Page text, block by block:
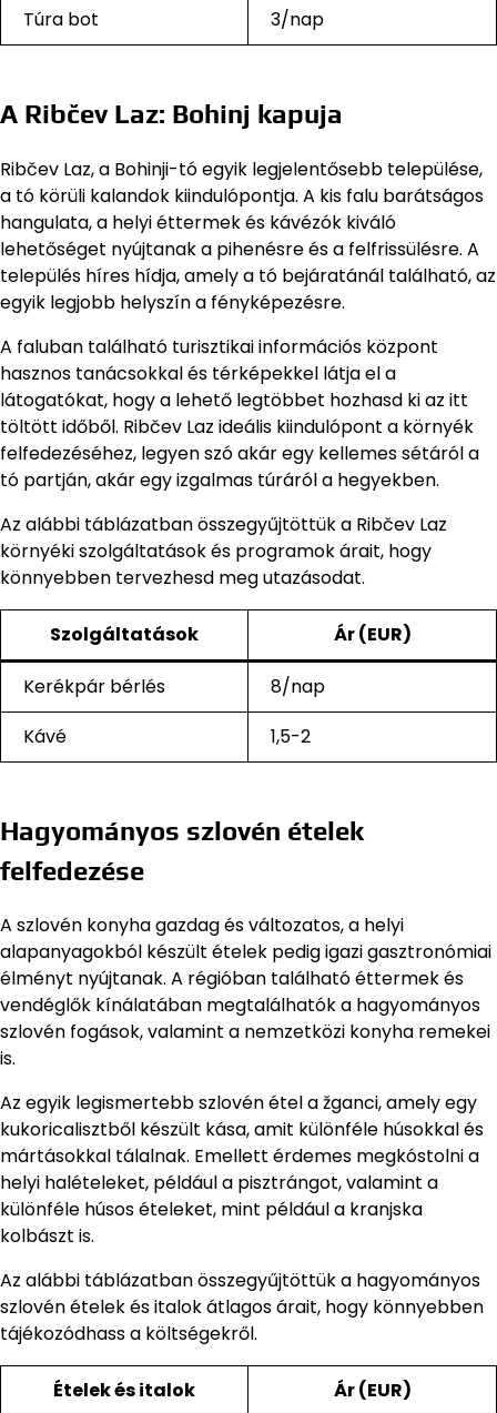
Túra bot 3/nap
A Ribčev Laz: Bohinj kapuja
Ribčev Laz, a Bohinji-tó egyik legjelentősebb települése,
a tó körüli kalandok kiindulópontja. A kis falu barátságos
hangulata, a helyi éttermek és kávézók kiváló
lehetőséget nyújtanak a pihenésre és a felfrissülésre. A
település híres hídja, amely a tó bejáratánál található, az
egyik legjobb helyszín a fényképezésre.
A faluban található turisztikai információs központ
hasznos tanácsokkal és térképekkel látja el a
látogatókat, hogy a lehető legtöbbet hozhasd ki az itt
töltött időből. Ribčev Laz ideális kiindulópont a környék
felfedezéséhez, legyen szó akár egy kellemes sétáról a
tó partján, akár egy izgalmas túráról a hegyekben.
Az alábbi táblázatban összegyűjtöttük a Ribčev Laz
környéki szolgáltatások és programok árait, hogy
könnyebben tervezhesd meg utazásodat.
Szolgáltatások Ár (EUR)
Kerékpár bérlés
8/nap
Kávé
1,5-2
Hagyományos szlovén ételek
felfedezése
A szlovén konyha gazdag és változatos, a helyi
alapanyagokból készült ételek pedig igazi gasztronómiai
élményt nyújtanak. A régióban található éttermek és
vendéglők kínálatában megtalálhatók a hagyományos
szlovén fogások, valamint a nemzetközi konyha remekei
is.
Az egyik legismertebb szlovén étel a žganci, amely egy
kukoricalisztből készült kása, amit különféle húsokkal és
mártásokkal tálalnak. Emellett érdemes megkóstolni a
helyi halételeket, például a pisztrángot, valamint a
különféle húsos ételeket, mint például a kranjska
kolbászt is.
Az alábbi táblázatban összegyűjtöttük a hagyományos
szlovén ételek és italok átlagos árait, hogy könnyebben
tájékozódhass a költségekről.
Ételek és italok Ár (EUR)